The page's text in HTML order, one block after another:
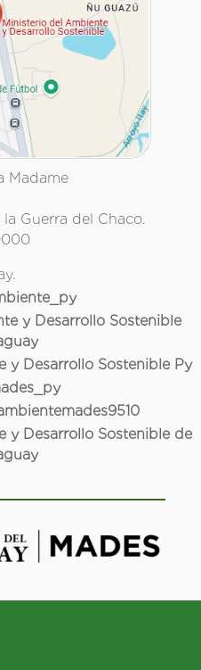
Madame
Guerra del Chaco.
y Desarrollo Sostenible
y Desarrollo Sostenible Py
y Desarrollo Sostenible de